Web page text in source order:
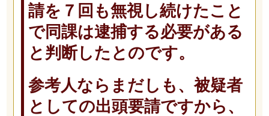
請を７回も無視し続けたこと
で同課は逮捕する必要がある
と判断したとのです。
参考人ならまだしも、被疑者
としての出頭要請ですから、